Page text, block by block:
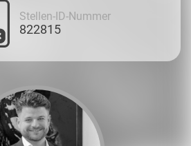
Stellen-ID-Nummer
822815